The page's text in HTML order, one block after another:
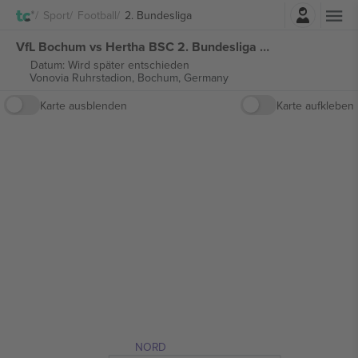
Sport Football 2. Bundesliga
VfL Bochum vs Hertha BSC 2. Bundesliga tickets
Datum: Wird später entschieden
Vonovia Ruhrstadion, Bochum, Germany
Karte ausblenden
Karte aufkleben
NORD